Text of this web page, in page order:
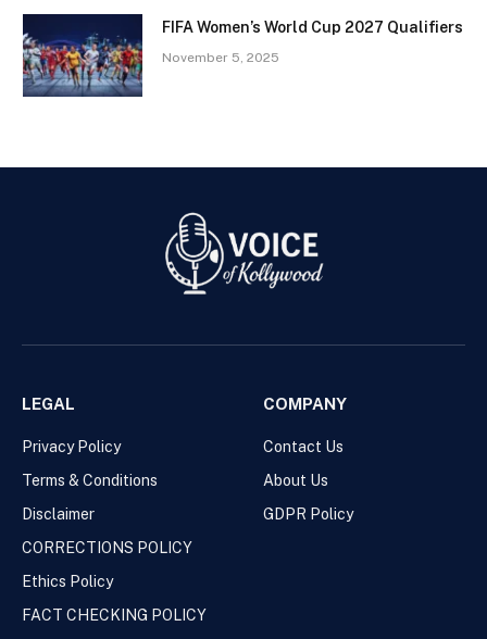
FIFA Women’s World Cup 2027 Qualifiers
November 5, 2025
LEGAL
Privacy Policy
Terms & Conditions
Disclaimer
CORRECTIONS POLICY
Ethics Policy
FACT CHECKING POLICY
COMPANY
Contact Us
About Us
GDPR Policy